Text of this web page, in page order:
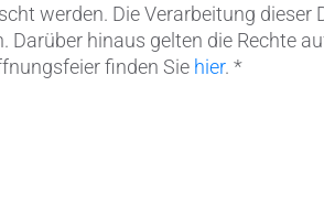
werden. Die Verarbeitung
Darüber hinaus gelten die Rechte
finden Sie hier. *